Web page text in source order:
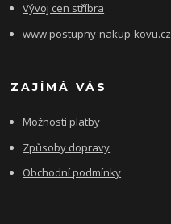
Vývoj cen stříbra
www.postupny-nakup-kovu.cz
ZAJÍMÁ VÁS
Možnosti platby
Způsoby dopravy
Obchodní podmínky